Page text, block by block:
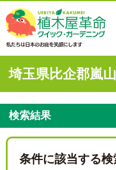
埼玉県比企郡嵐
検索結果
条件に該当する